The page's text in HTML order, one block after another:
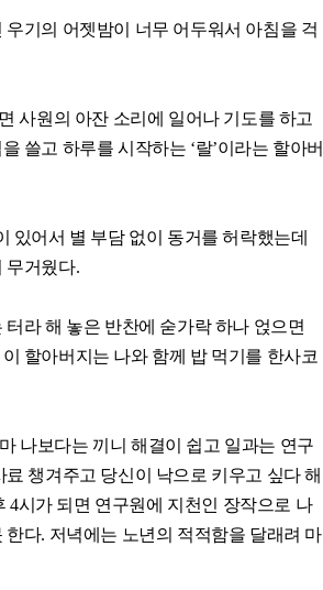
기의 어젯밤이 너무 어두워서 아침을 걱
사원의 아잔 소리에 일어나 기도를 하고
쓸고 하루를 시작하는 ‘랄’이라는 할아버
있어서 별 부담 없이 동거를 허락했는데
무거웠다.
라 해 놓은 반찬에 숟가락 하나 얹으면
할아버지는 나와 함께 밥 먹기를 한사코
나보다는 끼니 해결이 쉽고 일과는 연구
챙겨주고 당신이 낙으로 키우고 싶다 해
4시가 되면 연구원에 지천인 장작으로 나
다. 저녁에는 노년의 적적함을 달래려 마